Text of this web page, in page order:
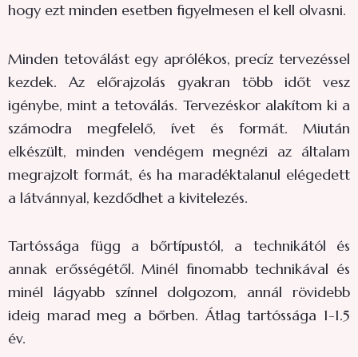
hogy ezt minden esetben figyelmesen el kell olvasni.
Minden tetoválást egy aprólékos, precíz tervezéssel
kezdek. Az előrajzolás gyakran több időt vesz
igénybe, mint a tetoválás. Tervezéskor alakítom ki a
számodra megfelelő, ívet és formát. Miután
elkészült, minden vendégem megnézi az általam
megrajzolt formát, és ha maradéktalanul elégedett
a látvánnyal, kezdődhet a kivitelezés.
Tartóssága függ a bőrtípustól, a technikától és
annak erősségétől. Minél finomabb technikával és
minél lágyabb színnel dolgozom, annál rövidebb
ideig marad meg a bőrben. Átlag tartóssága 1-1.5
év.